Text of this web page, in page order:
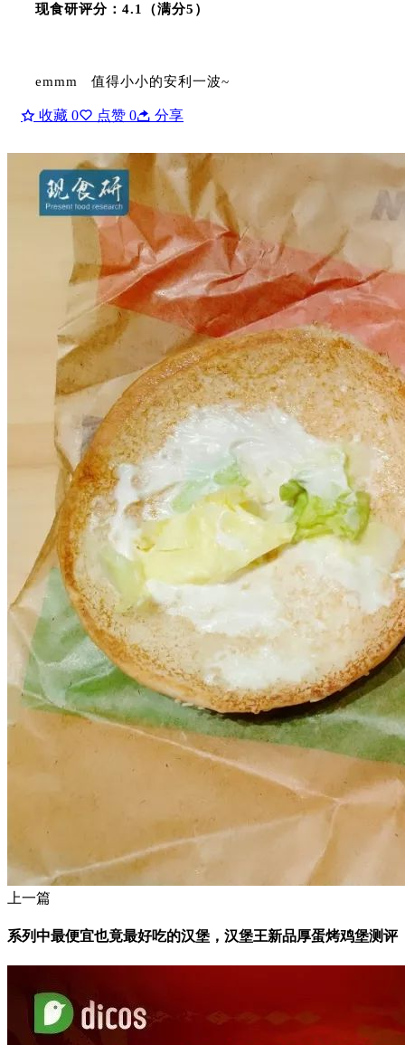
现食研评分：4.1（满分5）
emmm 值得小小的安利一波~
收藏 0 点赞 0 分享
上一篇
系列中最便宜也竟最好吃的汉堡，汉堡王新品厚蛋烤鸡堡测评